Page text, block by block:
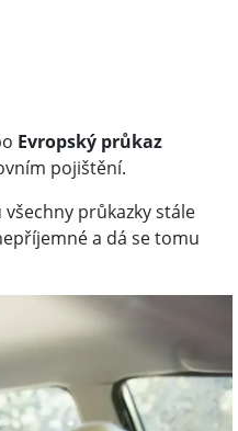
Evropský průkaz
pojištění.
průkazky stále
a dá se tomu